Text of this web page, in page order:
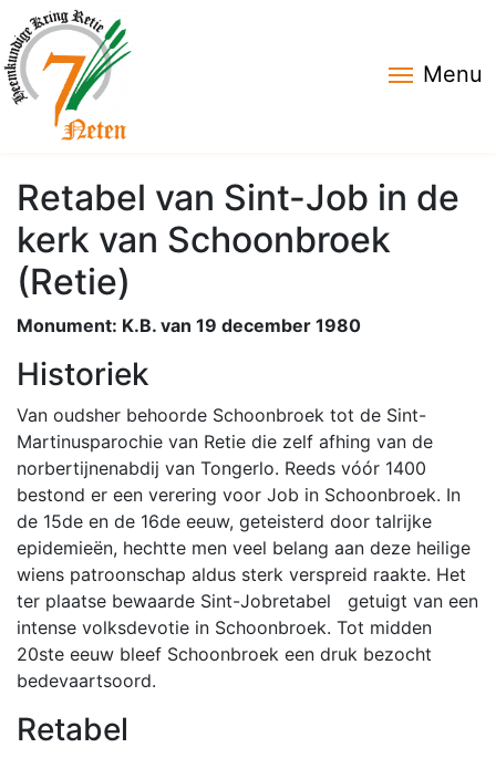
Menu
Retabel van Sint-Job in de
kerk van Schoonbroek
(Retie)
Monument: K.B. van 19 december 1980
Historiek
Van oudsher behoorde Schoonbroek tot de Sint-
Martinusparochie van Retie die zelf afhing van de
norbertijnenabdij van Tongerlo. Reeds vóór 1400
bestond er een verering voor Job in Schoonbroek. In
de 15de en de 16de eeuw, geteisterd door talrijke
epidemieën, hechtte men veel belang aan deze heilige
wiens patroonschap aldus sterk verspreid raakte. Het
ter plaatse bewaarde Sint-Jobretabel getuigt van een
intense volksdevotie in Schoonbroek. Tot midden
20ste eeuw bleef Schoonbroek een druk bezocht
bedevaartsoord.
Retabel